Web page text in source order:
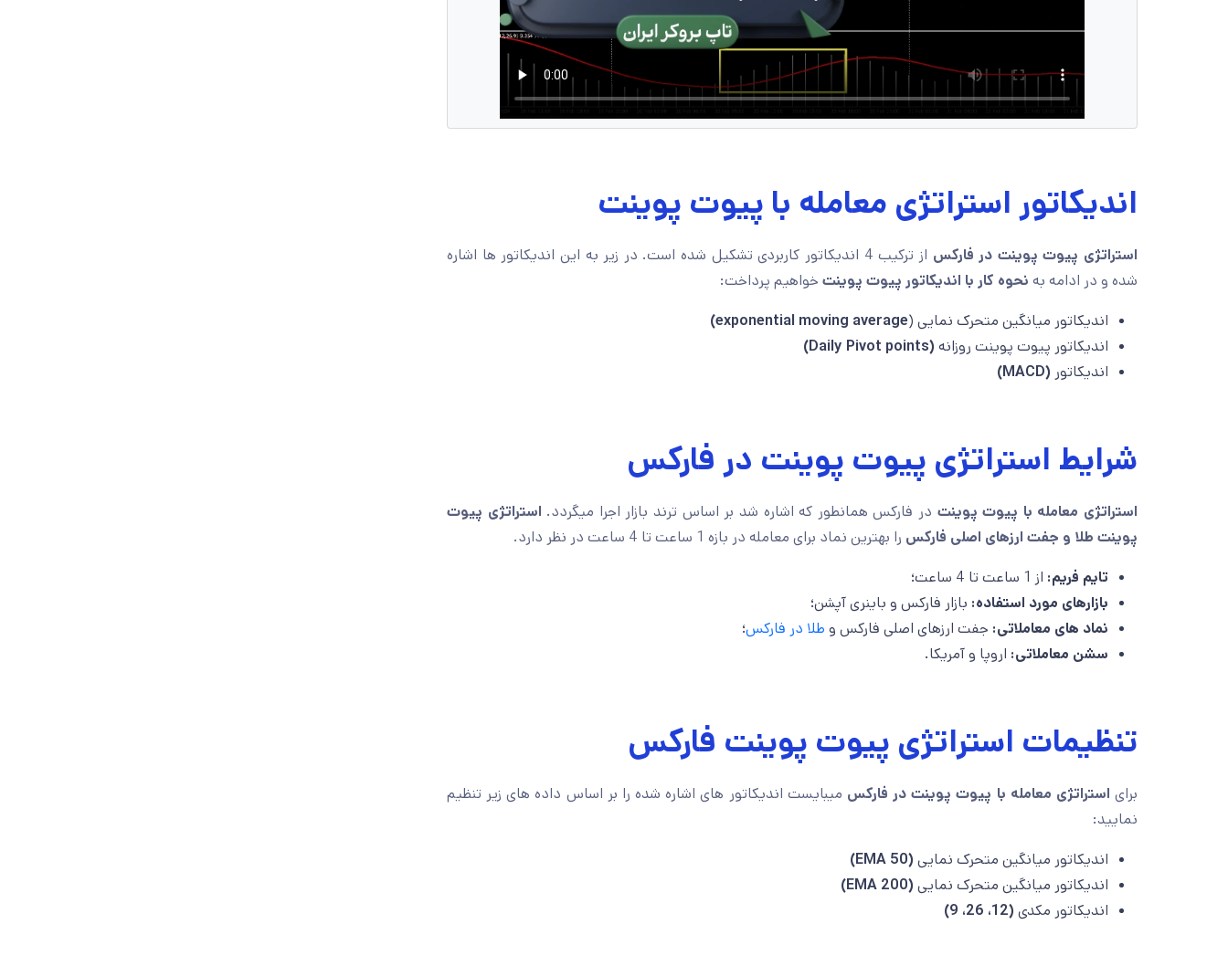
اندیکاتور استراتژی معامله با پیوت پوینت
استراتژی پیوت پوینت در فارکس
از ترکیب 4 اندیکاتور کاربردی تشکیل شده است. در زیر به این اندیکاتور ها اشاره
شده و در ادامه به نحوه کار با اندیکاتور پیوت پوینت خواهیم پرداخت:
اندیکاتور میانگین متحرک نمایی (exponential moving average)
اندیکاتور پیوت پوینت روزانه (Daily Pivot points)
اندیکاتور (MACD)
شرایط استراتژی پیوت پوینت در فارکس
استراتژی معامله با پیوت پوینت در فارکس همانطور که اشاره شد بر اساس ترند بازار اجرا میگردد. استراتژی پیوت
پوینت طلا و جفت ارزهای اصلی فارکس را بهترین نماد برای معامله در بازه 1 ساعت تا 4 ساعت در نظر دارد.
تایم فریم: از 1 ساعت تا 4 ساعت؛
بازارهای مورد استفاده: بازار فارکس و باینری آپشن؛
نماد های معاملاتی: جفت ارزهای اصلی فارکس و طلا در فارکس؛
سشن معاملاتی: اروپا و آمریکا.
تنظیمات استراتژی پیوت پوینت فارکس
برای استراتژی معامله با پیوت پوینت در فارکس میبایست اندیکاتور های اشاره شده را بر اساس داده های زیر تنظیم
نمایید:
اندیکاتور میانگین متحرک نمایی (EMA 50)
اندیکاتور میانگین متحرک نمایی (EMA 200)
اندیکاتور مکدی (12، 26، 9)